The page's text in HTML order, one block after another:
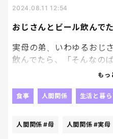
おじさんとビール飲んで
2024.08.11 12:54
実母の弟、いわゆるおじ
飲んでたら、「そんなの
からやめなさい。ちゃん
子どもたちにご飯…..」
一気にいろんなことを質
もっ
食事 人間関係 生活と暮ら
人間関係 #母 人間関係 #実母